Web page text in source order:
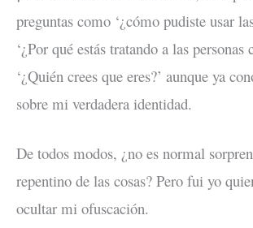
preguntas como ‘¿cómo pudiste usar
‘¿Por qué estás tratando a las personas
‘¿Quién crees que eres?’ aunque ya
sobre mi verdadera identidad.
De todos modos, ¿no es normal
repentino de las cosas? Pero fui yo
ocultar mi ofuscación.